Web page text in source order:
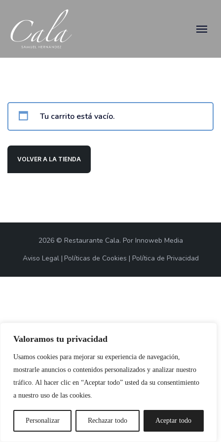
Valoramos tu privacidad
Usamos cookies para mejorar su experiencia de navegación,
mostrarle anuncios o contenidos personalizados y analizar nuestro
tráfico. Al hacer clic en “Aceptar todo” usted da su consentimiento
a nuestro uso de las cookies.
Personalizar Rechazar todo Aceptar todo
Tu carrito está vacío.
VOLVER A LA TIENDA
2026 © Restaurante Cala. Por Innoweb Media
Aviso Legal
Políticas de Cookies Política de Privacidad